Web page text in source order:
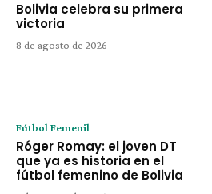
Bolivia celebra su primera
victoria
8 de agosto de 2026
Fútbol Femenil
Róger Romay: el joven DT
que ya es historia en el
fútbol femenino de Bolivia